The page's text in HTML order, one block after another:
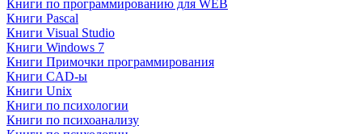
Книги по программированию для WEB
Книги Pascal
Книги Visual Studio
Книги Windows 7
Книги Примочки программирования
Книги CAD-ы
Книги Unix
Книги по психологии
Книги по психоанализу